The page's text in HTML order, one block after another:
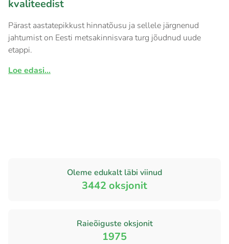
kvaliteedist
Pärast aastatepikkust hinnatõusu ja sellele järgnenud
jahtumist on Eesti metsakinnisvara turg jõudnud uude
etappi.
Loe edasi...
Oleme edukalt läbi viinud
3442 oksjonit
Raieõiguste oksjonit
1975